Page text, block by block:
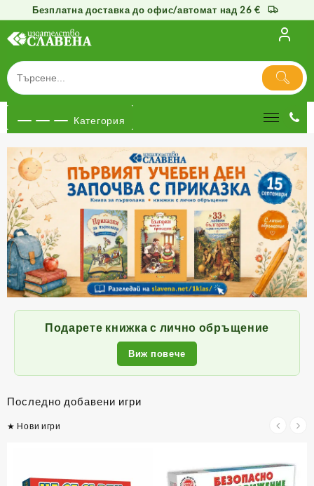
Безплатна доставка до офис/автомат над 26 €
Категория
Подарете книжка с лично обръщение
Виж повече
Последно добавени игри
★ Нови игри